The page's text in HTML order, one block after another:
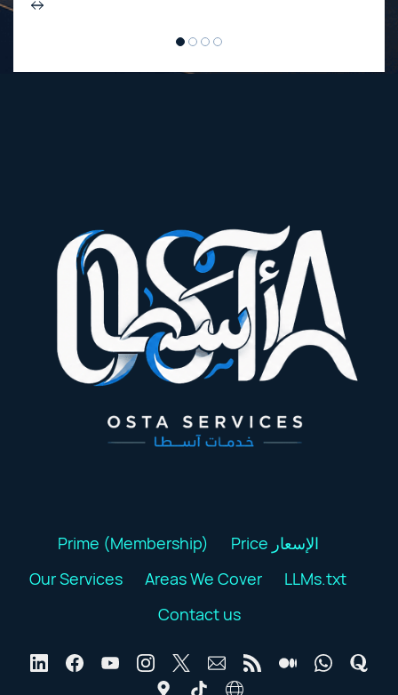
Prime (Membership)
Price الإسعار
Our Services
Areas We Cover
LLMs.txt
Contact us